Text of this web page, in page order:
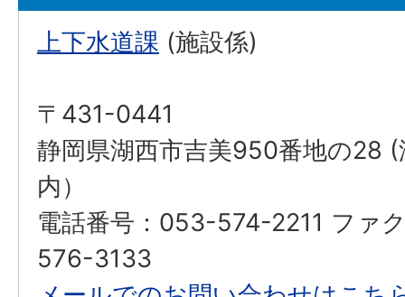
上下水道課 (施設係)
〒431-0441
静岡県湖西市吉美950番地の28
内）
電話番号：053-574-2211 ファ
576-3133